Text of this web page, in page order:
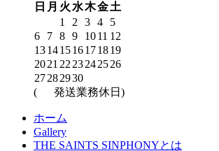
日 月 火 水木金土
1
2 3 4
5
6
7 8 9 1011 12
13141516171819
2021 22 23242526
27282930
(
発送業務休日)
ホーム
Gallery
THE SAINTS SINPHONYとは